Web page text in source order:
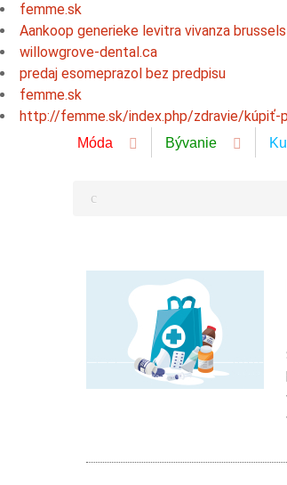
femme.sk
Aankoop generieke levitra vivanza brussels
willowgrove-dental.ca
predaj esomeprazol bez predpisu
femme.sk
http://femme.sk/index.php/zdravie/kúpiť-
Móda Bývanie